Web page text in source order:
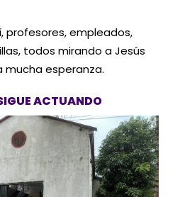
profesores, empleados,
todos mirando a Jesús
mucha esperanza.
ACTUANDO